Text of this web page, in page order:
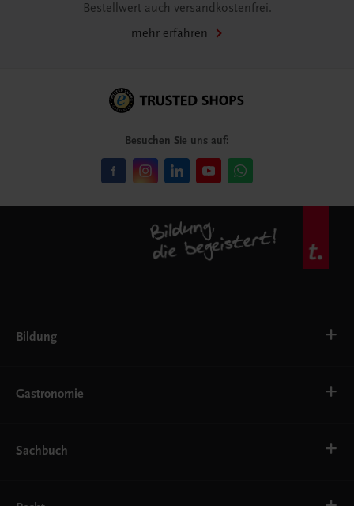
Bestellwert auch versandkostenfrei.
mehr erfahren
Besuchen Sie uns auf:
Bildung
AHS
EWF/ZWF
FW
Gastronomie
Getränke
Service
Sachbuch